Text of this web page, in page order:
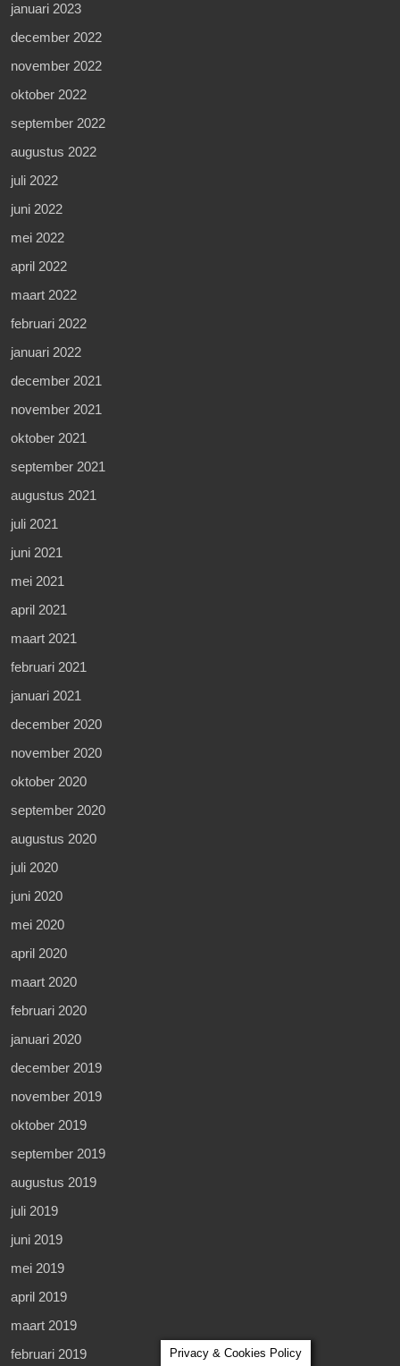
januari 2023
december 2022
november 2022
oktober 2022
september 2022
augustus 2022
juli 2022
juni 2022
mei 2022
april 2022
maart 2022
februari 2022
januari 2022
december 2021
november 2021
oktober 2021
september 2021
augustus 2021
juli 2021
juni 2021
mei 2021
april 2021
maart 2021
februari 2021
januari 2021
december 2020
november 2020
oktober 2020
september 2020
augustus 2020
juli 2020
juni 2020
mei 2020
april 2020
maart 2020
februari 2020
januari 2020
december 2019
november 2019
oktober 2019
september 2019
augustus 2019
juli 2019
juni 2019
mei 2019
april 2019
maart 2019
februari 2019
Privacy & Cookies Policy